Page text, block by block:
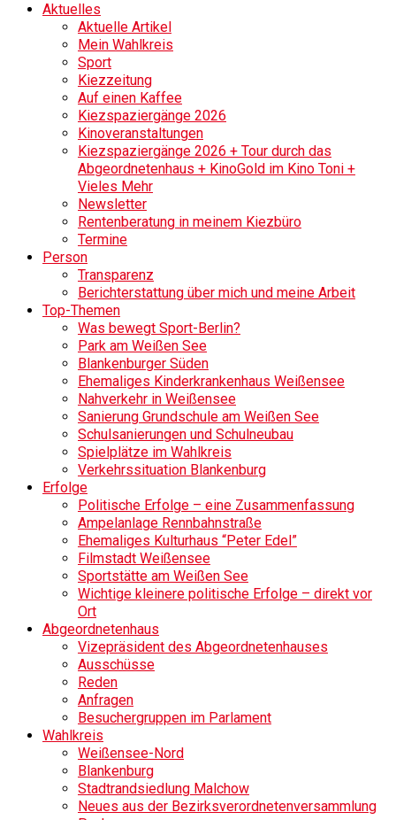
Aktuelles
Aktuelle Artikel
Mein Wahlkreis
Sport
Kiezzeitung
Auf einen Kaffee
Kiezspaziergänge 2026
Kinoveranstaltungen
Kiezspaziergänge 2026 + Tour durch das
Abgeordnetenhaus + KinoGold im Kino Toni +
Vieles Mehr
Newsletter
Rentenberatung in meinem Kiezbüro
Termine
Person
Transparenz
Berichterstattung über mich und meine Arbeit
Top-Themen
Was bewegt Sport-Berlin?
Park am Weißen See
Blankenburger Süden
Ehemaliges Kinderkrankenhaus Weißensee
Nahverkehr in Weißensee
Sanierung Grundschule am Weißen See
Schulsanierungen und Schulneubau
Spielplätze im Wahlkreis
Verkehrssituation Blankenburg
Erfolge
Politische Erfolge – eine Zusammenfassung
Ampelanlage Rennbahnstraße
Ehemaliges Kulturhaus “Peter Edel”
Filmstadt Weißensee
Sportstätte am Weißen See
Wichtige kleinere politische Erfolge – direkt vor
Ort
Abgeordnetenhaus
Vizepräsident des Abgeordnetenhauses
Ausschüsse
Reden
Anfragen
Besuchergruppen im Parlament
Wahlkreis
Weißensee-Nord
Blankenburg
Stadtrandsiedlung Malchow
Neues aus der Bezirksverordnetenversammlung